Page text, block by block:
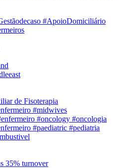
#ApoioDomiciliário
de Fisoterapia
#midwives
#oncology #oncologia
#paediatric #pediatria
35% turnover